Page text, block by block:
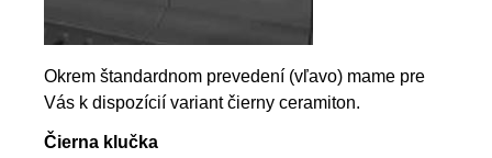
Okrem štandardnom prevedení (vľavo) mame pre
Vás k dispozícií variant čierny ceramiton.
Čierna klučka